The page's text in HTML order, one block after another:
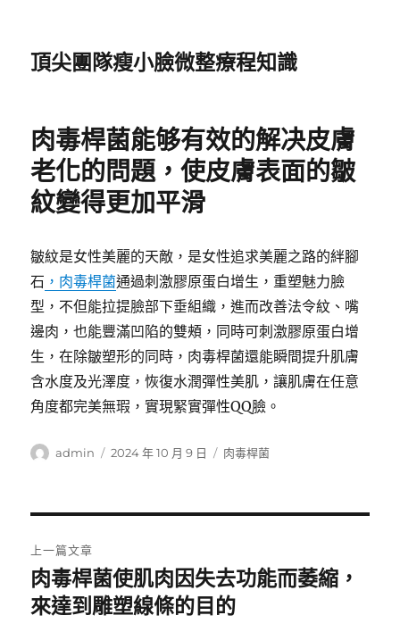
頂尖團隊瘦小臉微整療程知識
肉毒桿菌能够有效的解决皮膚
老化的問題，使皮膚表面的皺
紋變得更加平滑
皺紋是女性美麗的天敵，是女性追求美麗之路的絆腳
石 ，肉毒桿菌通過刺激膠原蛋白增生，重塑魅力臉
型，不但能拉提臉部下垂組織，進而改善法令紋、嘴
邊肉，也能豐滿凹陷的雙頰，同時可刺激膠原蛋白增
生，在除皺塑形的同時，肉毒桿菌還能瞬間提升肌膚
含水度及光澤度，恢復水潤彈性美肌，讓肌膚在任意
角度都完美無瑕，實現緊實彈性QQ臉。
作
admin
發
2024 年 10 月 9 日
分
肉毒桿菌
章
導
上一篇文章
上
一
肉毒桿菌使肌肉因失去功能而萎縮，
來達到雕塑線條的目的